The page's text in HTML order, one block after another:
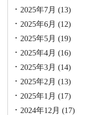
2025年7月 (13)
2025年6月 (12)
2025年5月 (19)
2025年4月 (16)
2025年3月 (14)
2025年2月 (13)
2025年1月 (17)
2024年12月 (17)